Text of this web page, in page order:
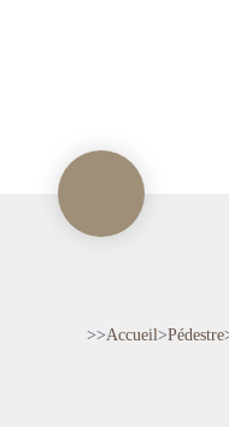
>>Accueil>Pédestre